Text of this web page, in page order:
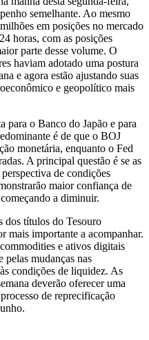
semelhante. Ao mesmo
em posições no mercado
horas, com as posições
parte desse volume. O
haviam adotado uma postura
e agora estão ajustando suas
e geopolítico mais
para o Banco do Japão e para
é de que o BOJ
monetária, enquanto o Fed
A principal questão é se as
de condições
maior confiança de
a diminuir.
dos títulos do Tesouro
mais importante a acompanhar.
e ativos digitais
mudanças nas
condições de liquidez. As
deverão oferecer uma
de reprecificação